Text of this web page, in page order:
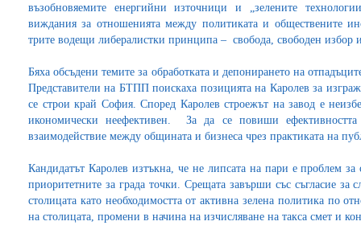
възобновяемите енергийни източници и „зелените
виждания за отношенията между политиката и обществените
трите водещи либералистки принципа – свобода, свободен избор
Бяха обсъдени темите за обработката и депонирането на
Представители на БТПП поискаха позицията на Каролев за
се строи край София. Според Каролев строежът на завод е
икономически неефективен. За да се повиши
взаимодействие между общината и бизнеса чрез практиката на
Кандидатът Каролев изтъкна, че не липсата на пари е проблем
приоритетните за града точки. Срещата завърши със съгласие
столицата като необходимостта от активна зелена политика по
на столицата, промени в начина на изчисляване на такса смет и